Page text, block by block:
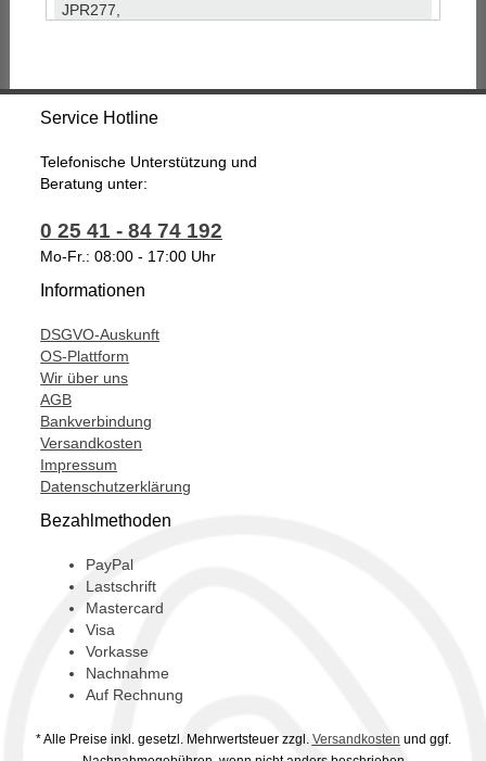
JPR277,
TSPF0P,
Service Hotline
Telefonische Unterstützung und
Beratung unter:
0 25 41 - 84 74 192
Mo-Fr.: 08:00 - 17:00 Uhr
Informationen
DSGVO-Auskunft
OS-Plattform
Wir über uns
AGB
Bankverbindung
Versandkosten
Impressum
Datenschutzerklärung
Bezahlmethoden
PayPal
Lastschrift
Mastercard
Visa
Vorkasse
Nachnahme
Auf Rechnung
* Alle Preise inkl. gesetzl. Mehrwertsteuer zzgl. Versandkosten und ggf.